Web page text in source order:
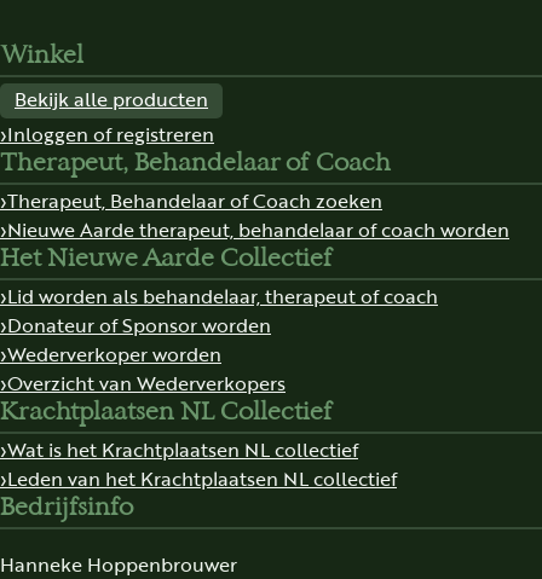
Winkel
Bekijk alle producten
Inloggen of registreren
Therapeut, Behandelaar of Coach
Therapeut, Behandelaar of Coach zoeken
Nieuwe Aarde therapeut, behandelaar of coach worden
Het Nieuwe Aarde Collectief
Lid worden als behandelaar, therapeut of coach
Donateur of Sponsor worden
Wederverkoper worden
Overzicht van Wederverkopers
Krachtplaatsen NL Collectief
Wat is het Krachtplaatsen NL collectief
Leden van het Krachtplaatsen NL collectief
Bedrijfsinfo
Hanneke Hoppenbrouwer